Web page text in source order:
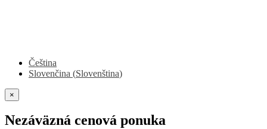
Čeština
Slovenčina (Slovenština)
×
Nezáväzná cenová ponuka